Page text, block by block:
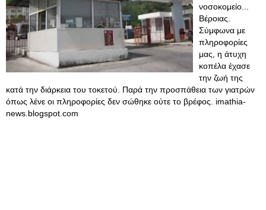
νοσοκομείο...
Βέροιας.
Σύμφωνα με
πληροφορίες
μας, η άτυχη
κοπέλα έχασε
την ζωή της
κατά την διάρκεια του τοκετού. Παρά την προσπάθεια των γιατρών
όπως λένε οι πληροφορίες δεν σώθηκε ούτε το βρέφος. imathia-
news.blogspot.com